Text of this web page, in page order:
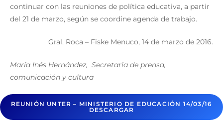
continuar con las reuniones de política educativa, a partir
del 21 de marzo, según se coordine agenda de trabajo.
Gral. Roca – Fiske Menuco, 14 de marzo de 2016.
María Inés Hernández, Secretaria de prensa,
comunicación y cultura
REUNIÓN UNTER – MINISTERIO DE EDUCACIÓN 14/03/16
DESCARGAR